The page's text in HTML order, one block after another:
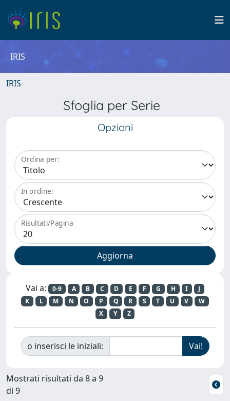
IRIS
IRIS
Sfoglia per Serie
Opzioni
Ordina per:
In ordine:
Risultati/Pagina
Vai a: 0-9 A B C D E F G H I
J
K
L M N O P Q R S T U V
W
X
Y Z
o inserisci le iniziali:
Mostrati risultati da 8 a 9
di 9